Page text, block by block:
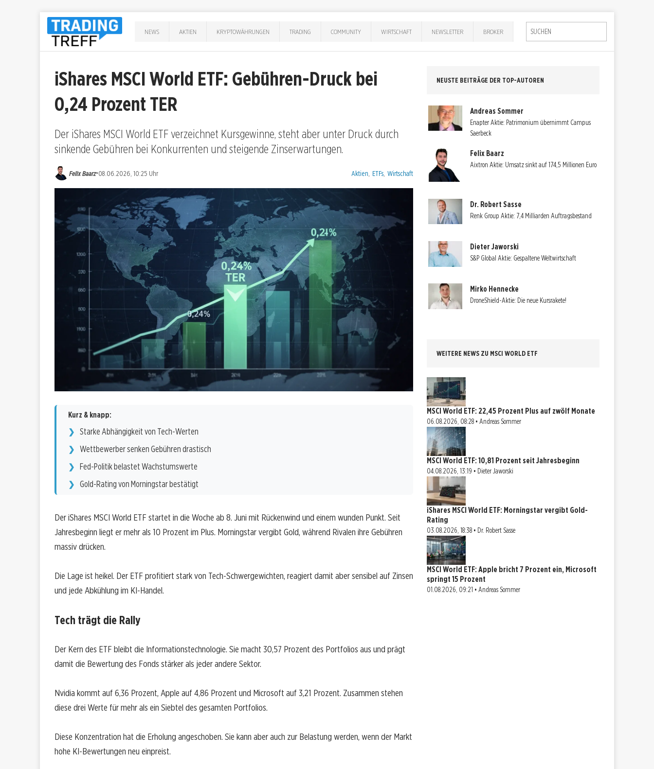
NEWS AKTIEN KRYPTOWÄHRUNGEN TRADING COMMUNITY WIRTSCHAFT NEWSLETTER BROKER
iShares MSCI World ETF: Gebühren-Druck bei
0,24 Prozent TER
Der iShares MSCI World ETF verzeichnet Kursgewinne, steht aber unter Druck durch
sinkende Gebühren bei Konkurrenten und steigende Zinserwartungen.
Felix Baarz•08.06.2026, 10:25 Uhr Kategorien:
Aktien ETFs Wirtschaft
Kurz & knapp:
Starke Abhängigkeit von Tech-Werten
Wettbewerber senken Gebühren drastisch
Fed-Politik belastet Wachstumswerte
Gold-Rating von Morningstar bestätigt
Der iShares MSCI World ETF startet in die Woche ab 8. Juni mit Rückenwind und einem wunden Punkt. Seit
Jahresbeginn liegt er mehr als 10 Prozent im Plus. Morningstar vergibt Gold, während Rivalen ihre Gebühren
massiv drücken.
Die Lage ist heikel. Der ETF profitiert stark von Tech-Schwergewichten, reagiert damit aber sensibel auf Zinsen
und jede Abkühlung im KI-Handel.
Tech trägt die Rally
Der Kern des ETF bleibt die Informationstechnologie. Sie macht 30,57 Prozent des Portfolios aus und prägt
damit die Bewertung des Fonds stärker als jeder andere Sektor.
Nvidia kommt auf 6,36 Prozent, Apple auf 4,86 Prozent und Microsoft auf 3,21 Prozent. Zusammen stehen
diese drei Werte für mehr als ein Siebtel des gesamten Portfolios.
Diese Konzentration hat die Erholung angeschoben. Sie kann aber auch zur Belastung werden, wenn der Markt
hohe KI-Bewertungen neu einpreist.
NEUSTE BEITRÄGE DER TOP-AUTOREN
Andreas Sommer
Enapter Aktie: Patrimonium übernimmt Campus
Saerbeck
Felix Baarz
Aixtron Aktie: Umsatz sinkt auf 174,5 Millionen Euro
Dr. Robert Sasse
Renk Group Aktie: 7,4 Milliarden Auftragsbestand
Dieter Jaworski
S&P Global Aktie: Gespaltene Weltwirtschaft
Mirko Hennecke
DroneShield-Aktie: Die neue Kursrakete!
WEITERE NEWS ZU MSCI WORLD ETF
MSCI World ETF: 22,45 Prozent Plus auf zwölf Monate
06.08.2026, 08:28 • Andreas Sommer
MSCI World ETF: 10,81 Prozent seit Jahresbeginn
04.08.2026, 13:19 • Dieter Jaworski
iShares MSCI World ETF: Morningstar vergibt Gold-
Rating
03.08.2026, 18:38 • Dr. Robert Sasse
MSCI World ETF: Apple bricht 7 Prozent ein, Microsoft
springt 15 Prozent
01.08.2026, 09:21 • Andreas Sommer